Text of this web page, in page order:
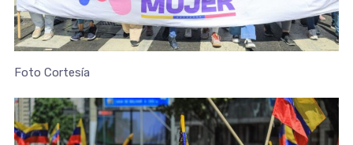
Foto Cortesía